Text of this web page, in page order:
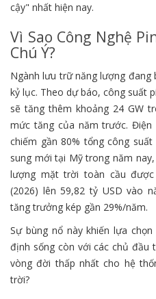
cậy" nhất hiện nay.
Vì Sao Công Nghệ
Chú Ý?
Ngành lưu trữ năng lượng
kỷ lục. Theo dự báo, công suất
sẽ tăng thêm khoảng 24 GW
mức tăng của năm trước.
chiếm gần 80% tổng công
sung mới tại Mỹ trong năm
lượng mặt trời toàn cầu
(2026) lên 59,82 tỷ USD vào
tăng trưởng kép gần 29%/năm.
Sự bùng nổ này khiến lựa
định sống còn với các chủ đầu
vòng đời thấp nhất cho hệ
trời?